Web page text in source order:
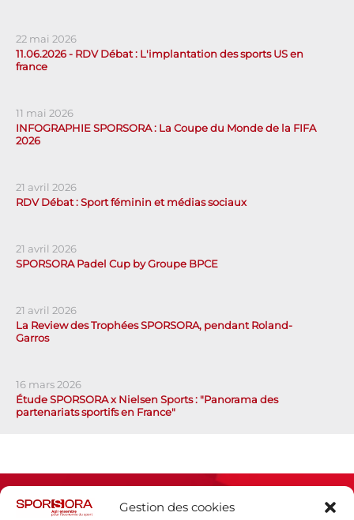
Gestion des cookies
22 mai 2026
11.06.2026 - RDV Débat : L'implantation des sports US en
france
11 mai 2026
INFOGRAPHIE SPORSORA : La Coupe du Monde de la FIFA
2026
21 avril 2026
RDV Débat : Sport féminin et médias sociaux
21 avril 2026
SPORSORA Padel Cup by Groupe BPCE
21 avril 2026
La Review des Trophées SPORSORA, pendant Roland-
Garros
16 mars 2026
Étude SPORSORA x Nielsen Sports : "Panorama des
partenariats sportifs en France"